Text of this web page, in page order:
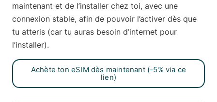
maintenant et de l’installer chez toi, avec une
connexion stable, afin de pouvoir l’activer dès que
tu atteris (car tu auras besoin d’internet pour
l’installer).
Achète ton eSIM dès maintenant (-5% via ce
lien)